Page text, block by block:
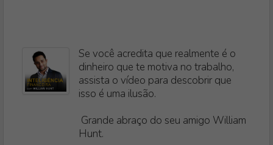
POSTS
Se você acredita que realmente é o
dinheiro que te motiva no trabalho,
assista o vídeo para descobrir que
isso é uma ilusão.
Grande abraço do seu amigo William
Hunt.